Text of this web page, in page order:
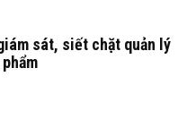
sát, siết chặt quản lý